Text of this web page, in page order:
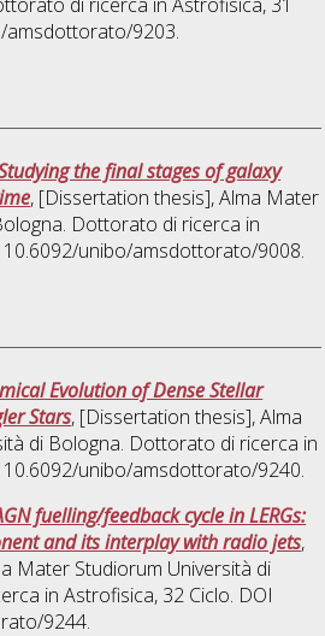
amsdottorato/9203.
the final stages of galaxy
, [Dissertation thesis], Alma Mater
Dottorato di ricerca in
10.6092/unibo/amsdottorato/9008.
Evolution of Dense Stellar
Stars, [Dissertation thesis], Alma
di Bologna. Dottorato di ricerca in
10.6092/unibo/amsdottorato/9240.
fuelling/feedback cycle in LERGs:
and its interplay with radio jets,
Mater Studiorum Università di
inAstrofisica, 32 Ciclo. DOI
9244.